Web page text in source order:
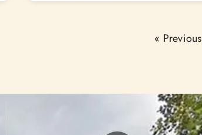
« Previous